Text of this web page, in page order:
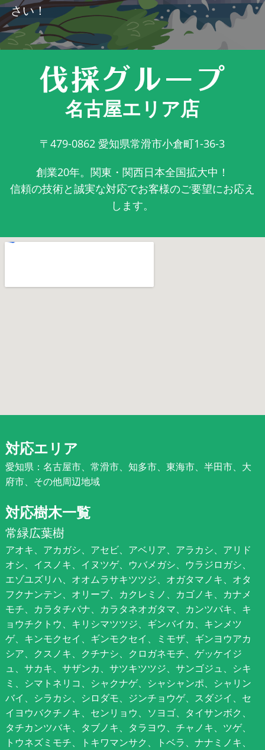
さい！
名古屋エリア店
〒479-0862 愛知県常滑市小倉町1-36-3
創業20年。関東・関西日本全国拡大中！
信頼の技術と誠実な対応でお客様のご要望にお応え
します。
対応エリア
愛知県：名古屋市、常滑市、知多市、東海市、半田市、大
府市、その他周辺地域
対応樹木一覧
常緑広葉樹
アオキ、アカガシ、アセビ、アベリア、アラカシ、アリド
オシ、イスノキ、イヌツゲ、ウバメガシ、ウラジロガシ、
エゾユズリハ、オオムラサキツツジ、オガタマノキ、オタ
フクナンテン、オリーブ、カクレミノ、カゴノキ、カナメ
モチ、カラタチバナ、カラタネオガタマ、カンツバキ、キ
ョウチクトウ、キリシマツツジ、ギンバイカ、キンメツ
ゲ、キンモクセイ、ギンモクセイ、ミモザ、ギンヨウアカ
シア、クスノキ、クチナシ、クロガネモチ、ゲッケイジ
ュ、サカキ、サザンカ、サツキツツジ、サンゴジュ、シキ
ミ、シマトネリコ、シャクナゲ、シャシャンポ、シャリン
バイ、シラカシ、シロダモ、ジンチョウゲ、スダジイ、セ
イヨウバクチノキ、センリョウ、ソヨゴ、タイサンボク、
タチカンツバキ、タブノキ、タラヨウ、チャノキ、ツゲ、
トウネズミモチ、トキワマンサク、トベラ、ナナミノキ、